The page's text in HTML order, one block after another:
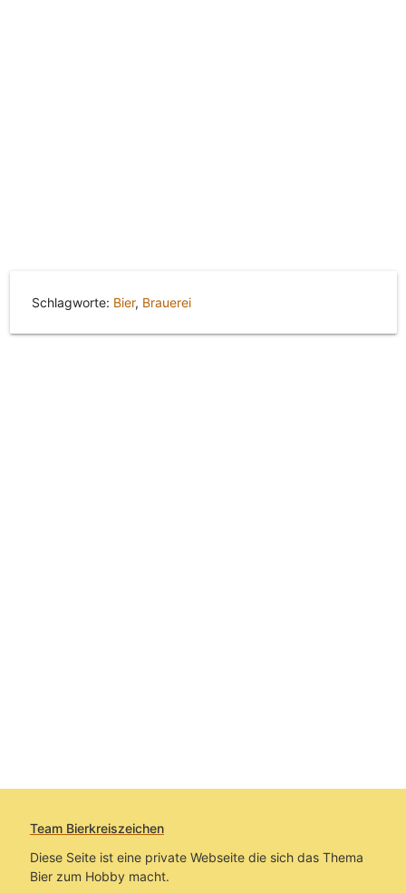
Schlagworte: Bier, Brauerei
Team Bierkreiszeichen
Diese Seite ist eine private Webseite die sich das Thema
Bier zum Hobby macht.